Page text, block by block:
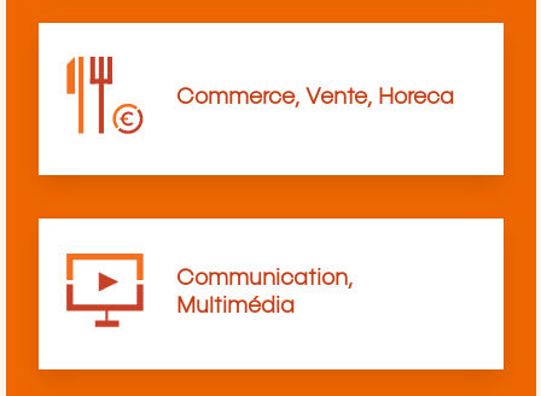
Commerce, Vente, Horeca
Communication,
Multimédia